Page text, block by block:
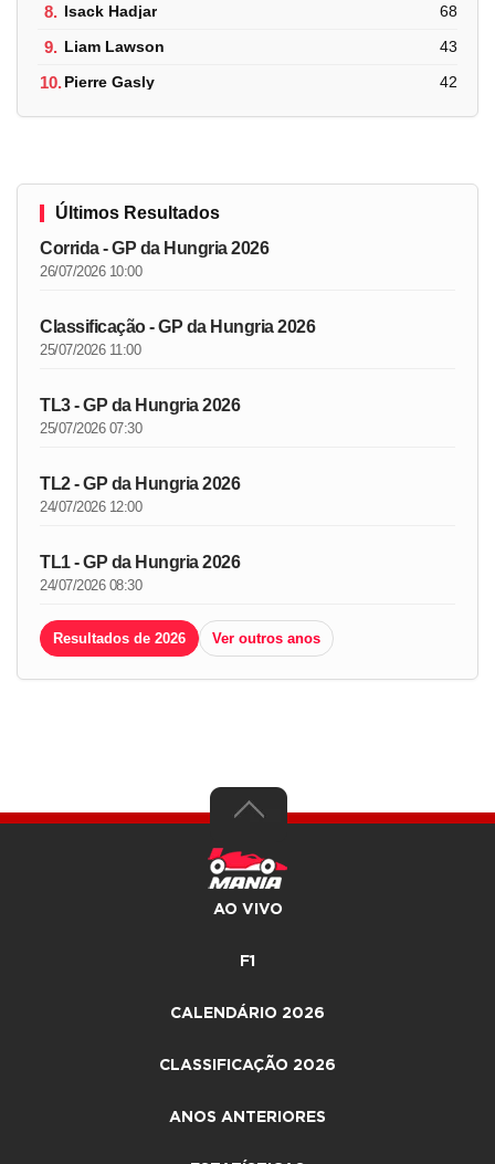
8. Isack Hadjar 68
9. Liam Lawson 43
10.Pierre Gasly 42
Últimos Resultados
Corrida - GP da Hungria 2026
26/07/2026 10:00
Classificação - GP da Hungria 2026
25/07/2026 11:00
TL3 - GP da Hungria 2026
25/07/2026 07:30
TL2 - GP da Hungria 2026
24/07/2026 12:00
TL1 - GP da Hungria 2026
24/07/2026 08:30
Resultados de 2026 Ver outros anos
AO VIVO
F1
CALENDÁRIO 2026
CLASSIFICAÇÃO 2026
ANOS ANTERIORES